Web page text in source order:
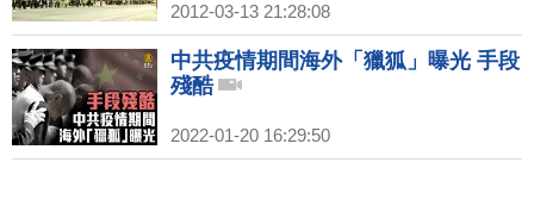
2012-03-13 21:28:08
中共疫情期間海外「獵狐」曝光 手段
殘酷
2022-01-20 16:29:50